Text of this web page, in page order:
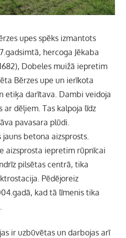
upes spēks izmantots
hercoga Jēkaba
Dobeles muižā iepretim
Bērzes upe un ierīkota
etiķa darītava. Dambi veidoja
ar dēļiem. Tas kalpoja līdz
pavasara plūdi.
betona aizsprosts.
aizsprosta iepretim rūpnīcai
pilsētas centrā, tika
Pēdējoreiz
kad tā līmenis tika
ir uzbūvētas un darbojas arī